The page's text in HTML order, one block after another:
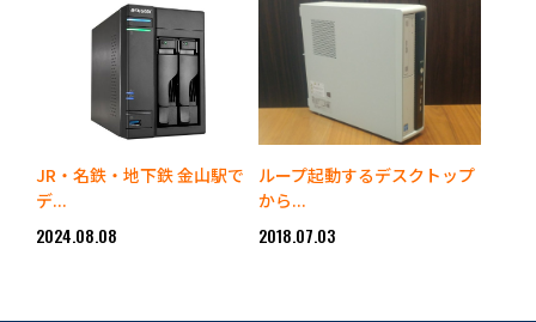
JR・名鉄・地下鉄 金山駅で
デ...
2024.08.08
ループ起動するデスクトップ
から...
2018.07.03